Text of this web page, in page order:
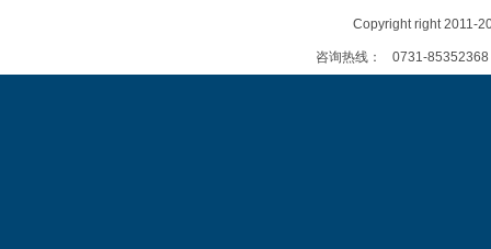
Copyright right 2011-
咨询热线： 0731-85352368